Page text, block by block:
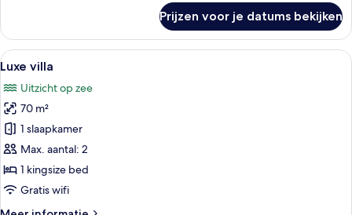
Suite
with
Sea
Prijzen voor je datums bekijken
Alle
foto's
voor
Luxe
villa
laden
Een slaapkamer met een bed,
12
Luxe villa
Uitzicht op zee
70 m²
1 slaapkamer
Max. aantal: 2
1 kingsize bed
Gratis wifi